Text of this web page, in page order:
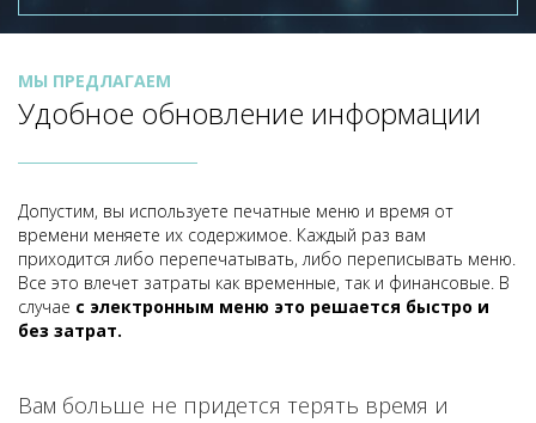
МЫ ПРЕДЛАГАЕМ
Удобное обновление информации
Допустим, вы используете печатные меню и время от
времени меняете их содержимое. Каждый раз вам
приходится либо перепечатывать, либо переписывать меню.
Все это влечет затраты как временные, так и финансовые. В
случае с электронным меню это решается быстро и
без затрат.
Вам больше не придется терять время и